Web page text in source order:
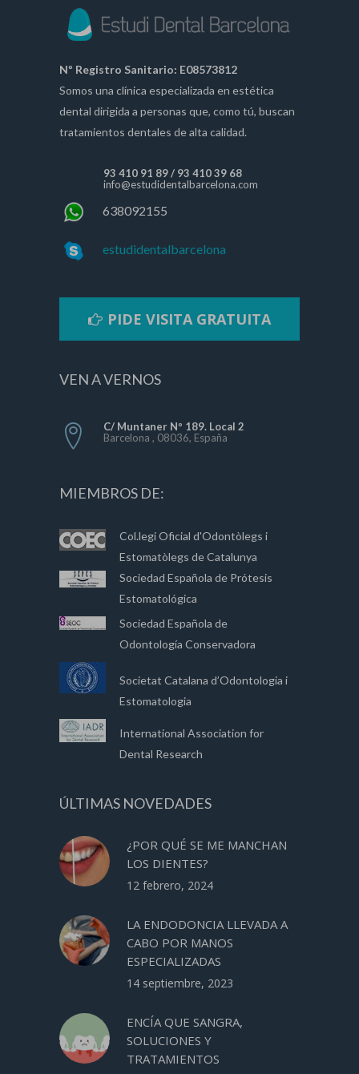
Nº Registro Sanitario: E08573812
Somos una clínica especializada en estética
dental dirigida a personas que, como tú, buscan
tratamientos dentales de alta calidad.
93 410 91 89/ 93 410 39 68
info@estudidentalbarcelona.com
638092155
estudidentalbarcelona
PIDE VISITA GRATUITA
VEN A VERNOS
C/ Muntaner Nº 189. Local 2
Barcelona , 08036, España
MIEMBROS DE:
Col.legi Oficial d'Odontòlegs i
Estomatòlegs de Catalunya
Sociedad Española de Prótesis
Estomatológica
Sociedad Española de
Odontología Conservadora
Societat Catalana d’Odontologia i
Estomatologia
International Association for
Dental Research
ÚLTIMAS NOVEDADES
¿POR QUÉ SE ME MANCHAN
LOS DIENTES?
12 febrero, 2024
LA ENDODONCIA LLEVADA A
CABO POR MANOS
ESPECIALIZADAS
14 septiembre, 2023
ENCÍA QUE SANGRA,
SOLUCIONES Y
TRATAMIENTOS